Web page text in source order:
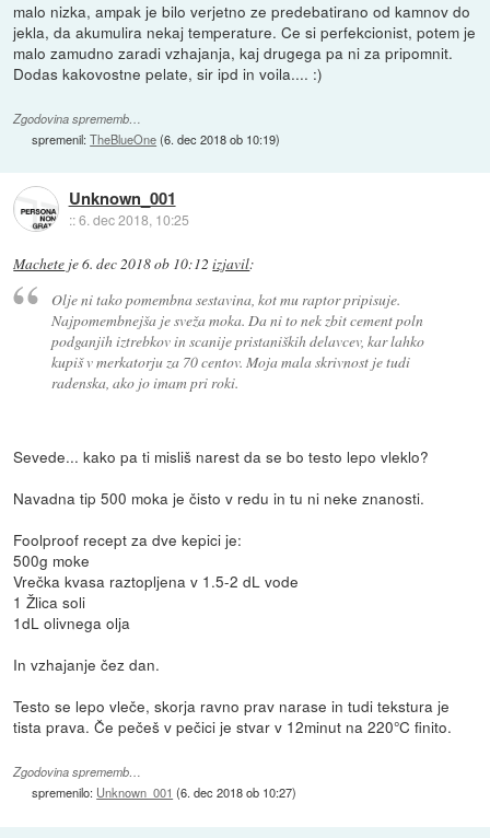
malo nizka, ampak je bilo verjetno ze predebatirano od kamnov do
jekla, da akumulira nekaj temperature. Ce si perfekcionist, potem je
malo zamudno zaradi vzhajanja, kaj drugega pa ni za pripomnit.
Dodas kakovostne pelate, sir ipd in voila.... :)
Zgodovina sprememb…
spremenil:TheBlueOne(6. dec 2018 ob 10:19)
Unknown_001
::6. dec 2018, 10:25
Machete je6. dec 2018 ob 10:12 izjavil:
Olje ni tako pomembna sestavina, kot mu raptor pripisuje.
Najpomembnejša je sveža moka. Da ni to nek zbit cement poln
podganjih iztrebkov in scanije pristaniških delavcev, kar lahko
kupiš v merkatorju za 70 centov. Moja mala skrivnost je tudi
radenska, ako jo imam pri roki.
Sevede... kako pa ti misliš narest da se bo testo lepo vleklo?
Navadna tip 500 moka je čisto v redu in tu ni neke znanosti.
Foolproof recept za dve kepici je:
500g moke
Vrečka kvasa raztopljena v 1.5-2 dL vode
1 Žlica soli
1dL olivnega olja
In vzhajanje čez dan.
Testo se lepo vleče, skorja ravno prav narase in tudi tekstura je
tista prava. Če pečeš v pečici je stvar v 12minut na 220°C finito.
Zgodovina sprememb…
spremenilo: Unknown_001 (6. dec 2018 ob 10:27)